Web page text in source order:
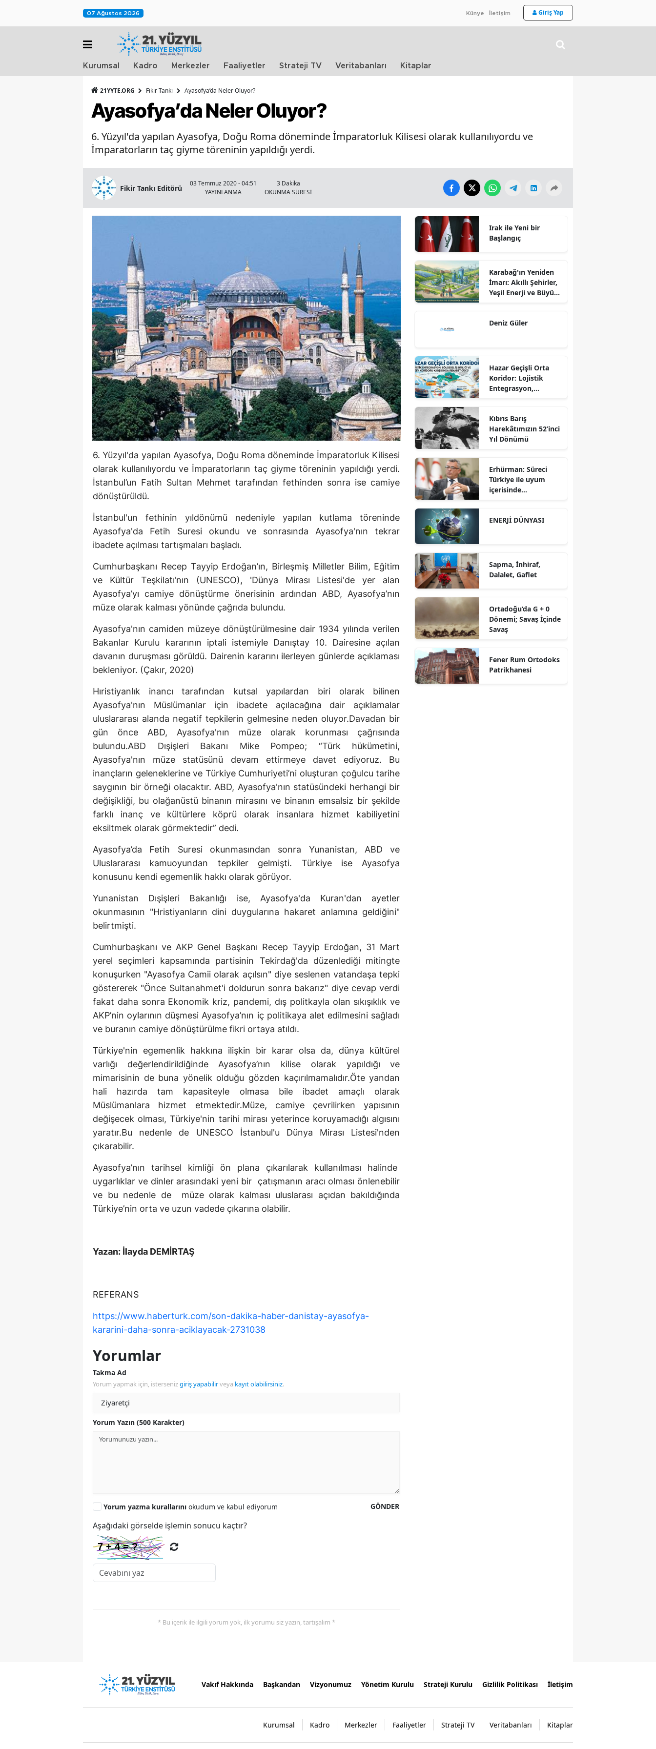
07 Ağustos 2026 Künye İletişim Giriş Yap
Kurumsal Kadro Merkezler Faaliyetler Strateji TV Veritabanları Kitaplar
21YYTE.ORG Fikir Tankı Ayasofya’da Neler Oluyor?
Ayasofya’da Neler Oluyor?
6. Yüzyıl'da yapılan Ayasofya, Doğu Roma döneminde İmparatorluk Kilisesi olarak kullanılıyordu ve
İmparatorların taç giyme töreninin yapıldığı yerdi.
Fikir Tankı Editörü
03 Temmuz 2020 - 04:51
YAYINLANMA
3 Dakika
OKUNMA SÜRESİ
6. Yüzyıl'da yapılan Ayasofya, Doğu Roma döneminde İmparatorluk Kilisesi
olarak kullanılıyordu ve İmparatorların taç giyme töreninin yapıldığı yerdi.
İstanbul’un Fatih Sultan Mehmet tarafından fethinden sonra ise camiye
dönüştürüldü.
İstanbul'un fethinin yıldönümü nedeniyle yapılan kutlama töreninde
Ayasofya'da Fetih Suresi okundu ve sonrasında Ayasofya'nın tekrar
ibadete açılması tartışmaları başladı.
Cumhurbaşkanı Recep Tayyip Erdoğan’ın, Birleşmiş Milletler Bilim, Eğitim
ve Kültür Teşkilatı’nın (UNESCO), 'Dünya Mirası Listesi'de yer alan
Ayasofya’yı camiye dönüştürme önerisinin ardından ABD, Ayasofya’nın
müze olarak kalması yönünde çağrıda bulundu.
Ayasofya'nın camiden müzeye dönüştürülmesine dair 1934 yılında verilen
Bakanlar Kurulu kararının iptali istemiyle Danıştay 10. Dairesine açılan
davanın duruşması görüldü. Dairenin kararını ilerleyen günlerde açıklaması
bekleniyor. (Çakır, 2020)
Hıristiyanlık inancı tarafından kutsal yapılardan biri olarak bilinen
Ayasofya'nın Müslümanlar için ibadete açılacağına dair açıklamalar
uluslararası alanda negatif tepkilerin gelmesine neden oluyor.Davadan bir
gün önce ABD, Ayasofya'nın müze olarak korunması çağrısında
bulundu.ABD Dışişleri Bakanı Mike Pompeo; “Türk hükümetini,
Ayasofya'nın müze statüsünü devam ettirmeye davet ediyoruz. Bu
inançların geleneklerine ve Türkiye Cumhuriyeti’ni oluşturan çoğulcu tarihe
saygının bir örneği olacaktır. ABD, Ayasofya'nın statüsündeki herhangi bir
değişikliği, bu olağanüstü binanın mirasını ve binanın emsalsiz bir şekilde
farklı inanç ve kültürlere köprü olarak insanlara hizmet kabiliyetini
eksiltmek olarak görmektedir” dedi.
Ayasofya’da Fetih Suresi okunmasından sonra Yunanistan, ABD ve
Uluslararası kamuoyundan tepkiler gelmişti. Türkiye ise Ayasofya
konusunu kendi egemenlik hakkı olarak görüyor.
Yunanistan Dışişleri Bakanlığı ise, Ayasofya'da Kuran'dan ayetler
okunmasının "Hristiyanların dini duygularına hakaret anlamına geldiğini"
belirtmişti.
Cumhurbaşkanı ve AKP Genel Başkanı Recep Tayyip Erdoğan, 31 Mart
yerel seçimleri kapsamında partisinin Tekirdağ'da düzenlediği mitingte
konuşurken "Ayasofya Camii olarak açılsın" diye seslenen vatandaşa tepki
göstererek "Önce Sultanahmet'i doldurun sonra bakarız" diye cevap verdi
fakat daha sonra Ekonomik kriz, pandemi, dış politkayla olan sıkışıklık ve
AKP’nin oylarının düşmesi Ayasofya’nın iç politikaya alet edilmesini sağladı
ve buranın camiye dönüştürülme fikri ortaya atıldı.
Türkiye'nin egemenlik hakkına ilişkin bir karar olsa da, dünya kültürel
varlığı değerlendirildiğinde Ayasofya’nın kilise olarak yapıldığı ve
mimarisinin de buna yönelik olduğu gözden kaçırılmamalıdır.Öte yandan
hali hazırda tam kapasiteyle olmasa bile ibadet amaçlı olarak
Müslümanlara hizmet etmektedir.Müze, camiye çevrilirken yapısının
değişecek olması, Türkiye'nin tarihi mirası yeterince koruyamadığı algısını
yaratır.Bu nedenle de UNESCO İstanbul'u Dünya Mirası Listesi'nden
çıkarabilir.
Ayasofya’nın tarihsel kimliği ön plana çıkarılarak kullanılması halinde
uygarlıklar ve dinler arasındaki yeni bir çatışmanın aracı olması önlenebilir
ve bu nedenle de müze olarak kalması uluslarası açıdan bakıldığında
Türkiye’nin orta ve uzun vadede çıkarına olabilir.
Yazan: İlayda DEMİRTAŞ
REFERANS
https://www.haberturk.com/son-dakika-haber-danistay-ayasofya-
kararini-daha-sonra-aciklayacak-2731038
Yorumlar
Takma Ad
Yorum yapmak için, istersenizgiriş yapabilirveya kayıt olabilirsiniz.
Yorum Yazın (500 Karakter)
GÖNDER
Yorum yazma kurallarını okudum ve kabul ediyorum
Aşağıdaki görselde işlemin sonucu kaçtır?
* Bu içerik ile ilgili yorum yok, ilk yorumu siz yazın, tartışalım *
Irak ile Yeni bir
Başlangıç
Karabağ'ın Yeniden
İmarı: Akıllı Şehirler,
Yeşil Enerji ve Büyük
Sürdürülebilir
Deniz Güler
Hazar Geçişli Orta
Koridor: Lojistik
Entegrasyon,
Karşısında Rekabet
Gücü
Kıbrıs Barış
Harekâtımızın 52’inci
Yıl Dönümü
Erhürman: Süreci
Türkiye ile uyum
içerisinde
ENERJİ DÜNYASI
Sapma, İnhiraf,
Dalalet, Gaflet
Ortadoğu’da G + 0
Dönemi; Savaş İçinde
Savaş
Fener Rum Ortodoks
Patrikhanesi
Vakıf Hakkında Başkandan Vizyonumuz Yönetim Kurulu Strateji Kurulu Gizlilik Politikası İletişim
Kurumsal Kadro Merkezler Faaliyetler Strateji TV Veritabanları Kitaplar